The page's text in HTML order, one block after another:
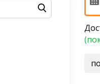
Онежский